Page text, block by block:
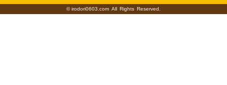
©irodori0603.com All Rights Reserved.